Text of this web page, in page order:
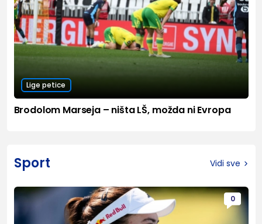
Lige petice
Brodolom Marseja – ništa LŠ, možda ni Evropa
Sport Vidi sve
0